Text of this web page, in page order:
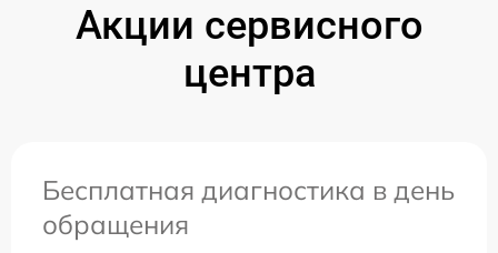
Акции сервисного
центра
Бесплатная диагностика в день
обращения